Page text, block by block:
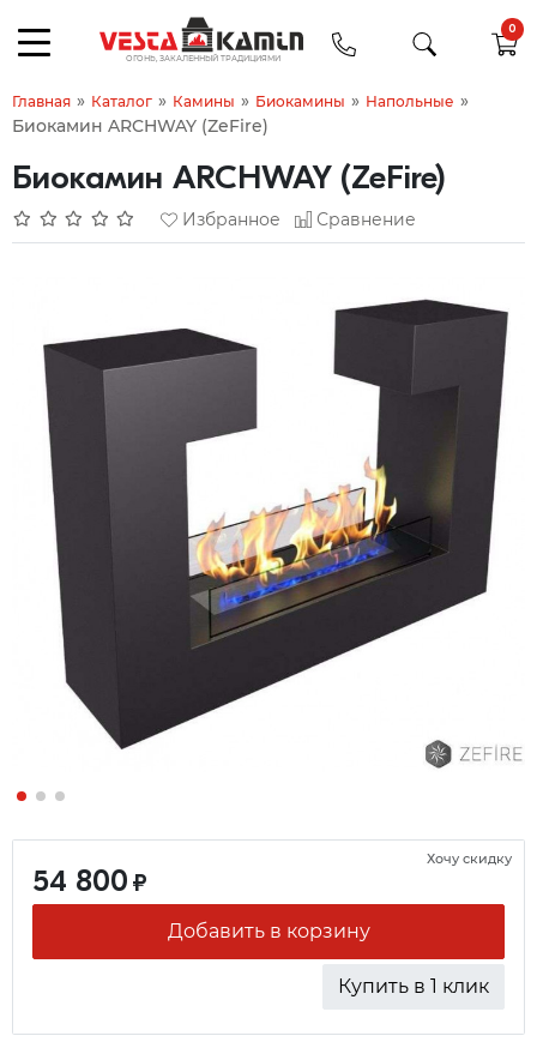
0
Главная » Каталог » Камины » Биокамины » Напольные »
Биокамин ARCHWAY (ZeFire)
Биокамин ARCHWAY (ZeFire)
Избранное Сравнение
54 800 ₽
Добавить в корзину
Купить в 1 клик
Хочу скидку